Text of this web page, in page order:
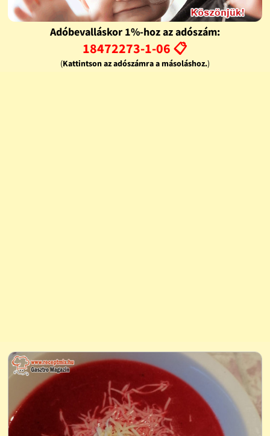
Adóbevalláskor 1%-hoz az adószám:
18472273-1-06 📋
(Kattintson az adószámra a másoláshoz.)